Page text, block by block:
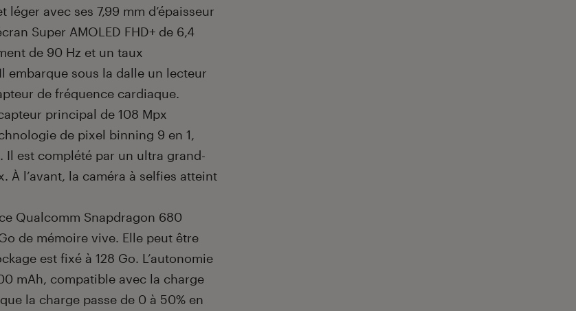
avec ses 7,99 mm d’épaisseur
Super AMOLED FHD+ de 6,4
de 90 Hz et un taux
embarque sous la dalle un lecteur
de fréquence cardiaque.
principal de 108 Mpx
de pixel binning 9 en 1,
est complété par un ultra grand-
À l’avant, la caméra à selfies atteint
Qualcomm Snapdragon 680
de mémoire vive. Elle peut être
est fixé à 128 Go. L’autonomie
mAh, compatible avec la charge
la charge passe de 0 à 50% en